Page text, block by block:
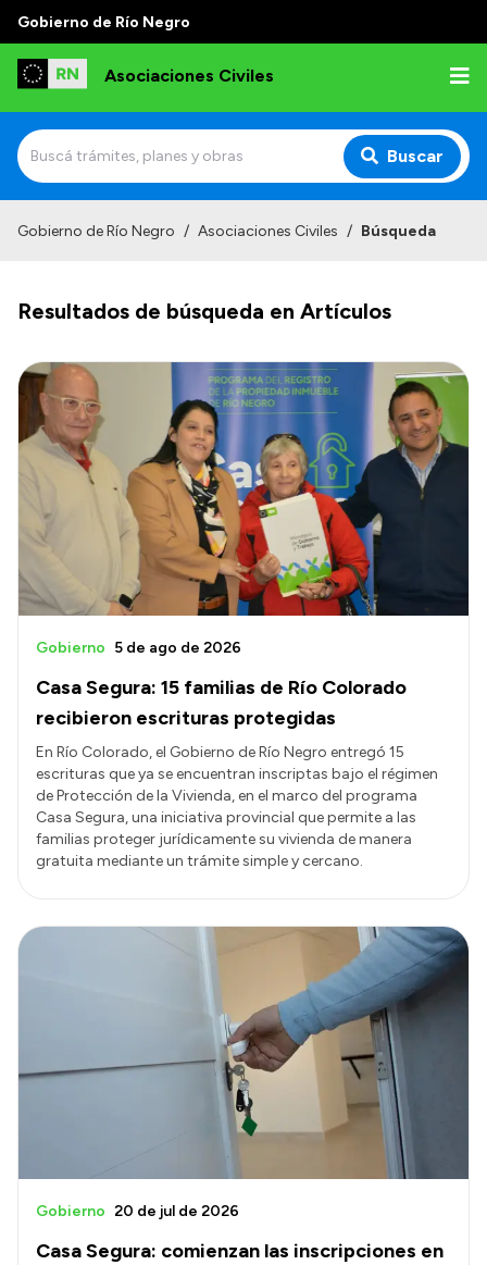
Gobierno de Río Negro
Asociaciones Civiles
Buscar
Misión
Autoridades, Áreas y Organismos
Delegaciones
Normativa
Gobierno de Río Negro / Asociaciones Civiles / Búsqueda
Resultados de búsqueda en Artículos
Casa Segura: 15 familias de Río Colorado
recibieron escrituras protegidas
Gobierno 5 de ago de 2026
En Río Colorado, el Gobierno de Río Negro entregó 15
escrituras que ya se encuentran inscriptas bajo el régimen
de Protección de la Vivienda, en el marco del programa
Casa Segura, una iniciativa provincial que permite a las
familias proteger jurídicamente su vivienda de manera
gratuita mediante un trámite simple y cercano.
Casa Segura: comienzan las inscripciones en
Gobierno 20 de jul de 2026